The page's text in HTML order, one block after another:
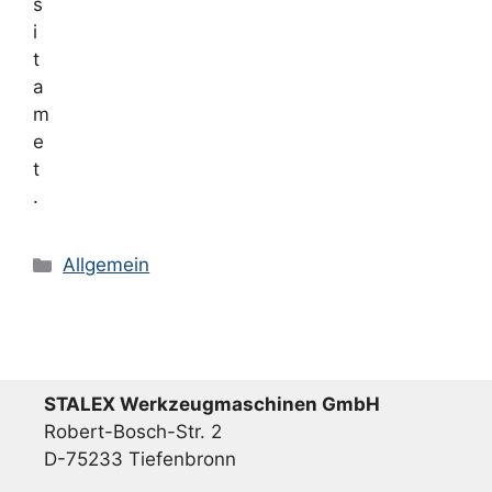
s
i
t
a
m
e
t
.
Kategorien
Allgemein
STALEX Werkzeugmaschinen GmbH
Robert-Bosch-Str. 2
D-75233 Tiefenbronn